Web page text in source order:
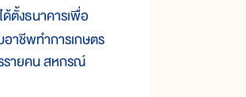
ตั้งธนาคารเพื่อ
าชีพทำการเกษตร
รรายคน สหกรณ์